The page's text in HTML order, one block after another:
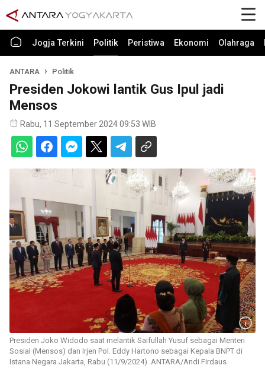
Jogja Terkini Politik Peristiwa Ekonomi Olahraga
ANTARA Politik
Presiden Jokowi lantik Gus Ipul jadi
Mensos
Rabu, 11 September 2024 09:53 WIB
Presiden Joko Widodo saat melantik Saifullah Yusuf sebagai Menteri
Sosial (Mensos) dan Irjen Pol. Eddy Hartono sebagai Kepala BNPT di
Istana Negara Jakarta, Rabu (11/9/2024). ANTARA/Andi Firdaus